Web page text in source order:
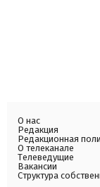
О нас
Редакция
Редакционная
О телеканале
Телеведущие
Вакансии
Структура